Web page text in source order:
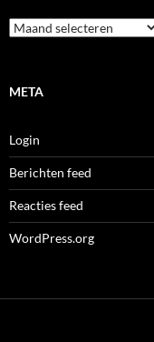
Archieven
META
Login
Berichten feed
Reacties feed
WordPress.org